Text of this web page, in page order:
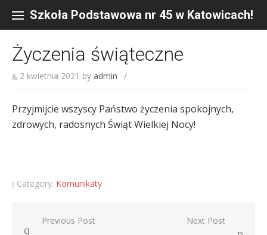
content
Szkoła Podstawowa nr 45 w Katowicach!
Życzenia świąteczne
2 kwietnia 2021 by admin /
Przyjmijcie wszyscy Państwo życzenia spokojnych,
zdrowych, radosnych Świąt Wielkiej Nocy!
Category: Komunikaty
Nawigacja
Previous Post Next Post